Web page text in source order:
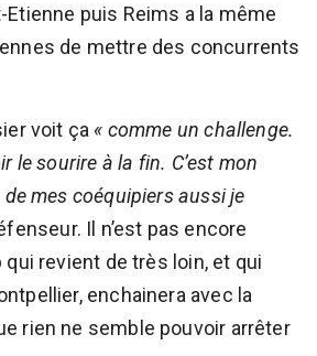
puis Reims a la même
de mettre des concurrents
voit ça « comme un challenge.
le sourire à la fin. C’est mon
mes coéquipiers aussi je
Il n’est pas encore
qui revient de très loin, et qui
enchainera avec la
rien ne semble pouvoir arrêter